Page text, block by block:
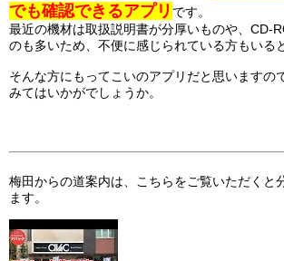
でも確認できるアプリ です。
最近の機材は取扱説明書が分厚いものや、CD-
のも多いため、不便に感じられている方もいる
そんな方にもってこいのアプリだと思いますの
みてはいかがでしょうか。
梅田からの道案内は、こちらをご覧いただくと
ます。